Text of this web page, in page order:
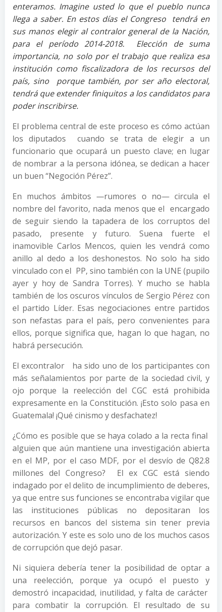
enteramos. Imagine usted lo que el pueblo nunca
llega a saber. En estos días el Congreso tendrá en
sus manos elegir al contralor general de la Nación,
para el período 2014-2018. Elección de suma
importancia, no solo por el trabajo que realiza esa
institución como fiscalizadora de los recursos del
país, sino porque también, por ser año electoral,
tendrá que extender finiquitos a los candidatos para
poder inscribirse.
El problema central de este proceso es cómo actúan
los diputados cuando se trata de elegir a un
funcionario que ocupará un puesto clave; en lugar
de nombrar a la persona idónea, se dedican a hacer
un buen “Negoción Pérez”.
En muchos ámbitos —rumores o no— circula el
nombre del favorito, nada menos que el encargado
de seguir siendo la tapadera de los corruptos del
pasado, presente y futuro. Suena fuerte el
inamovible Carlos Mencos, quien les vendrá como
anillo al dedo a los deshonestos. No solo ha sido
vinculado con el PP, sino también con la UNE (pupilo
ayer y hoy de Sandra Torres). Y mucho se habla
también de los oscuros vínculos de Sergio Pérez con
el partido Líder. Esas negociaciones entre partidos
son nefastas para el país, pero convenientes para
ellos, porque significa que, hagan lo que hagan, no
habrá persecución.
El excontralor ha sido uno de los participantes con
más señalamientos por parte de la sociedad civil, y
ojo porque la reelección del CGC está prohibida
expresamente en la Constitución. ¡Esto solo pasa en
Guatemala! ¡Qué cinismo y desfachatez!
¿Cómo es posible que se haya colado a la recta final
alguien que aún mantiene una investigación abierta
en el MP, por el caso MDF, por el desvío de Q82.8
millones del Congreso? El ex CGC está siendo
indagado por el delito de incumplimiento de deberes,
ya que entre sus funciones se encontraba vigilar que
las instituciones públicas no depositaran los
recursos en bancos del sistema sin tener previa
autorización. Y este es solo uno de los muchos casos
de corrupción que dejó pasar.
Ni siquiera debería tener la posibilidad de optar a
una reelección, porque ya ocupó el puesto y
demostró incapacidad, inutilidad, y falta de carácter
para combatir la corrupción. El resultado de su